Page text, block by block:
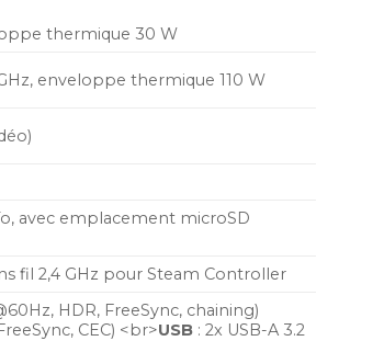
thermique 30 W
enveloppe thermique 110 W
avec emplacement microSD
fil 2,4 GHz pour Steam Controller
HDR, FreeSync, chaining)
CEC) <br>USB : 2x USB-A 3.2